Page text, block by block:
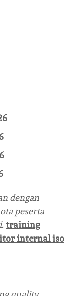
dengan
peserta
training
internal iso